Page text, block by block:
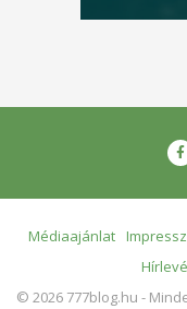
Médiaajánlat
© 2026 777blog.hu -